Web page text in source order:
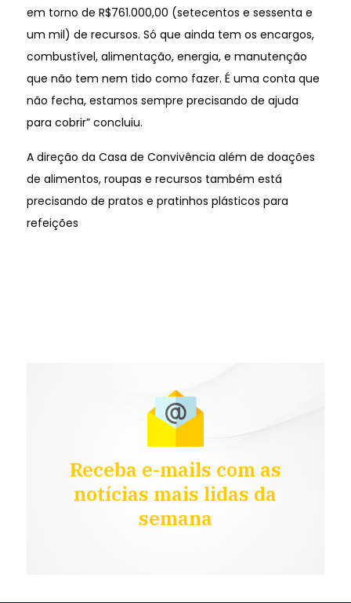
em torno de R$761.000,00 (setecentos e sessenta e
um mil) de recursos. Só que ainda tem os encargos,
combustível, alimentação, energia, e manutenção
que não tem nem tido como fazer. É uma conta que
não fecha, estamos sempre precisando de ajuda
para cobrir” concluiu.
A direção da Casa de Convivência além de doações
de alimentos, roupas e recursos também está
precisando de pratos e pratinhos plásticos para
refeições
Receba e-mails com as
notícias mais lidas da
semana